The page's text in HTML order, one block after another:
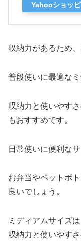
Yahooショッ
収納力があるため
普段使いに最適な
収納力と使いやす
もおすすめです。
日常使いに便利な
お弁当やペットボ
良いでしょう。
ミディアムサイズ
収納力と使いやす